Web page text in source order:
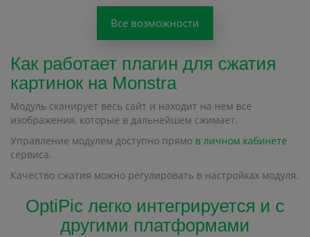
Все возможности
Как работает плагин для сжатия
картинок на Monstra
Модуль сканирует весь сайт и находит на нем все
изображения, которые в дальнейшем сжимает.
Управление модулем доступно прямо в личном кабинете
сервиса.
Качество сжатия можно регулировать в настройках модуля.
OptiPic легко интегрируется и с
другими платформами